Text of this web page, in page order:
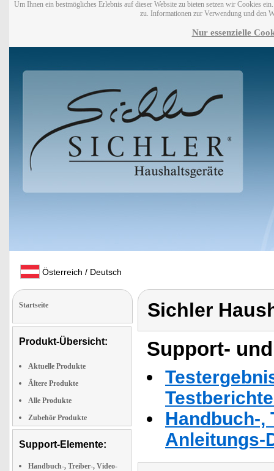
Um Ihnen ein bestmögliches Erlebnis auf dieser Website zu bieten setzen wir Cookies
zu. Informationen zur Verwendung und den
Nur essenzielle
Österreich / Deutsch
Startseite
Produkt-Übersicht:
Aktuelle Produkte
Ältere Produkte
Alle Produkte
Zubehör Produkte
Support-Elemente:
Handbuch-, Treiber-, Video-
Sichler
Support-
Handbuch-,
Anleitungs-